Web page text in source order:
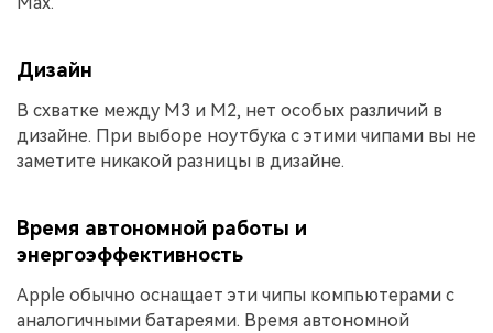
Дизайн
В схватке между M3 и M2, нет особых различий в
дизайне. При выборе ноутбука с этими чипами вы не
заметите никакой разницы в дизайне.
Время автономной работы и
энергоэффективность
Apple обычно оснащает эти чипы компьютерами с
аналогичными батареями. Время автономной